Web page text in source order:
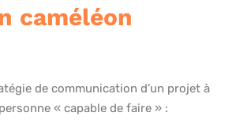
caméléon
de communication d’un projet à
« capable de faire » :